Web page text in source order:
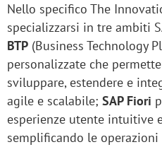
Nello specifico The
specializzarsi in tre ambiti
BTP (Business Technology
personalizzate che
sviluppare, estendere e
agile e scalabile; SAP Fiori
esperienze utente intuitive
semplificando le